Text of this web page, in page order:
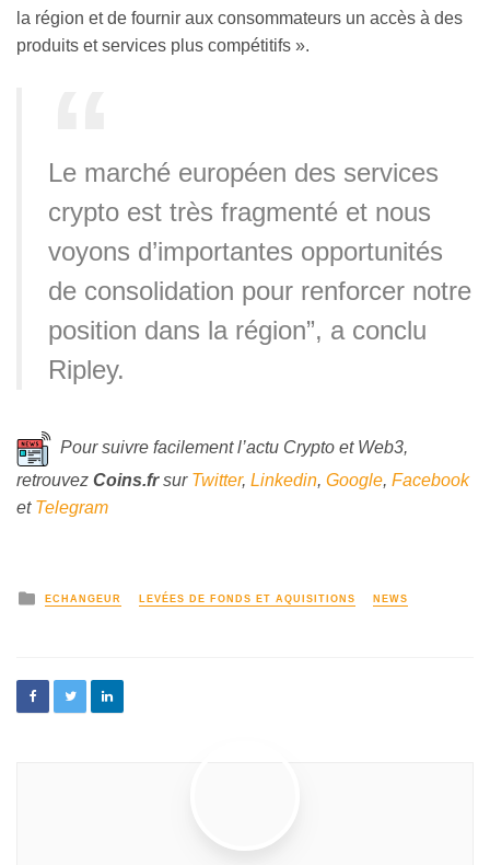
la région et de fournir aux consommateurs un accès à des
produits et services plus compétitifs ».
Le marché européen des services
crypto est très fragmenté et nous
voyons d’importantes opportunités
de consolidation pour renforcer notre
position dans la région”, a conclu
Ripley.
Pour suivre facilement l’actu Crypto et Web3,
retrouvez Coins.frsur Twitter, Linkedin, Google, Facebook
et Telegram
ECHANGEUR LEVÉES DE FONDS ET AQUISITIONS NEWS